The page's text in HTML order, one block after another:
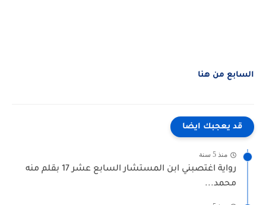
السابع من هنا
قد يعجبك ايضا
منذ 5 سنة
رواية اغتصبني ابن المستشار السابع عشر 17 بقلم منه
محمد...